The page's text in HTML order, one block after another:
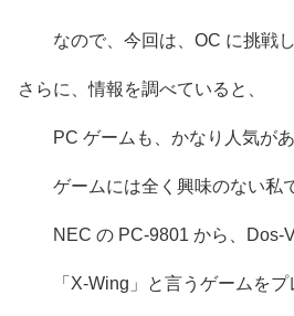
なので、今回は、OC に挑戦し
さらに、情報を調べていると、
PC ゲームも、かなり人気があ
ゲームには全く興味のない私で
NEC の PC-9801 から、Dos-V
「X-Wing」と言うゲームをプ